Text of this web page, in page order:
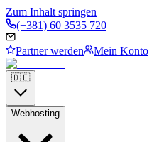
Zum Inhalt springen
(+381) 60 3535 720
Partner werden Mein Konto
🇩🇪
Webhosting